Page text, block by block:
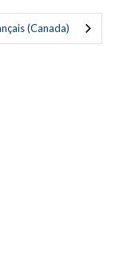
360
(Canada)